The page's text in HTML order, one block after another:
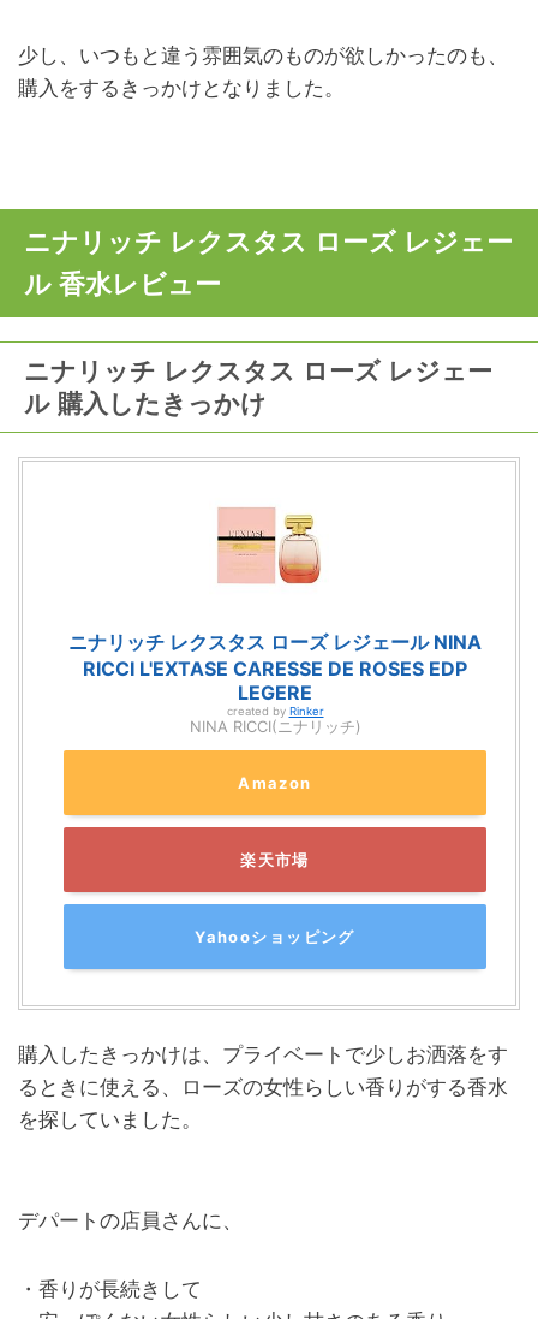
少し、いつもと違う雰囲気のものが欲しかったのも、
購入をするきっかけとなりました。
ニナリッチ レクスタス ローズ レジェー
ル 香水レビュー
ニナリッチ レクスタス ローズ レジェー
ル 購入したきっかけ
ニナリッチ レクスタス ローズ レジェール NINA
RICCI L'EXTASE CARESSE DE ROSES EDP
LEGERE
created by Rinker
NINA RICCI(ニナリッチ)
Amazon
楽天市場
Yahooショッピング
購入したきっかけは、プライベートで少しお洒落をす
るときに使える、ローズの女性らしい香りがする香水
を探していました。
デパートの店員さんに、
・香りが長続きして